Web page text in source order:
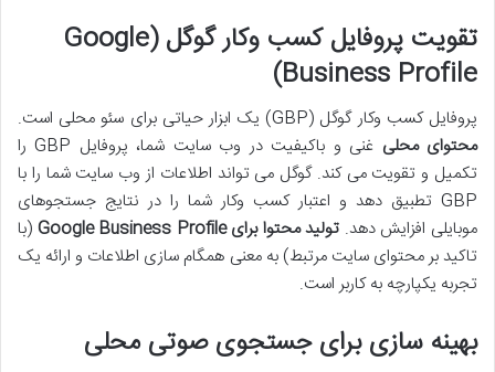
تقویت پروفایل کسب وکار گوگل (Google
Business Profile)
پروفایل کسب وکار گوگل (GBP) یک ابزار حیاتی برای سئو محلی است.
محتوای محلی
غنی و باکیفیت در وب سایت شما، پروفایل GBP را
تکمیل و تقویت می کند. گوگل می تواند اطلاعات از وب سایت شما را با
GBP تطبیق دهد و اعتبار کسب وکار شما را در نتایج جستجوهای
موبایلی افزایش دهد. تولید محتوا برای Google Business Profile
(با
تاکید بر محتوای سایت مرتبط) به معنی همگام سازی اطلاعات و ارائه یک
تجربه یکپارچه به کاربر است.
بهینه سازی برای جستجوی صوتی محلی